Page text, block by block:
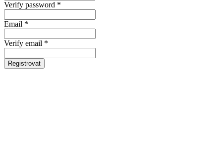
Verify password *
Email *
Verify email *
Registrovat